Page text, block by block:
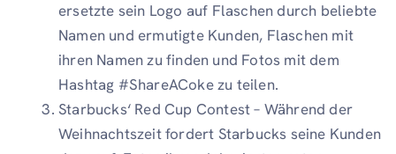
ersetzte sein Logo auf Flaschen durch beliebte
Namen und ermutigte Kunden, Flaschen mit
ihren Namen zu finden und Fotos mit dem
Hashtag #ShareACoke zu teilen.
Starbucks‘ Red Cup Contest – Während der
Weihnachtszeit fordert Starbucks seine Kunden